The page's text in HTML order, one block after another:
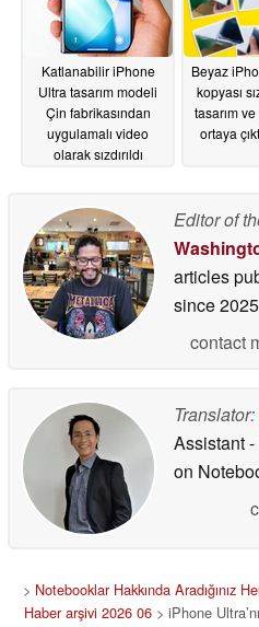
Katlanabilir iPhone
Ultra tasarım modeli
Çin fabrikasından
uygulamalı video
olarak sızdırıldı
Beyaz
kopyası
tasarım
ortaya
Editor of
articles
since 2025
contact
Translator:
Assistant
on
> Notebooklar Hakkında Aradığınız
Haber arşivi 2026 06> iPhone